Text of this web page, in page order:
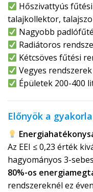
Hőszivattyús
talajkollektor,
Nagyobb
Radiátoros
Kétcsöves fűtési
Vegyes
Épületek 200-400
Előnyök a
Az EEI ≤ 0,23 érték
hagyományos 3-
80%-os
rendszereknél ez